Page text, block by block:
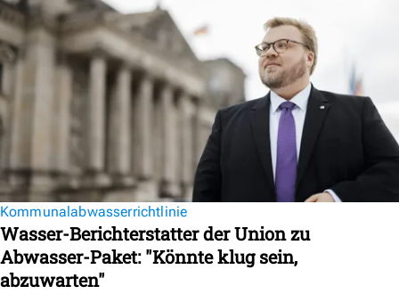
Kommunalabwasserrichtlinie
Wasser-Berichterstatter der Union zu
Abwasser-Paket: "Könnte klug sein,
abzuwarten"